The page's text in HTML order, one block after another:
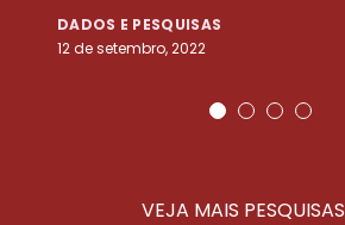
DADOS E PESQUISAS
12 de setembro, 2022
VEJA MAIS PESQUISAS